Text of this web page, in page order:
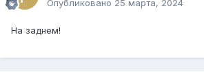
Опубликовано 25 марта, 2024
На заднем!